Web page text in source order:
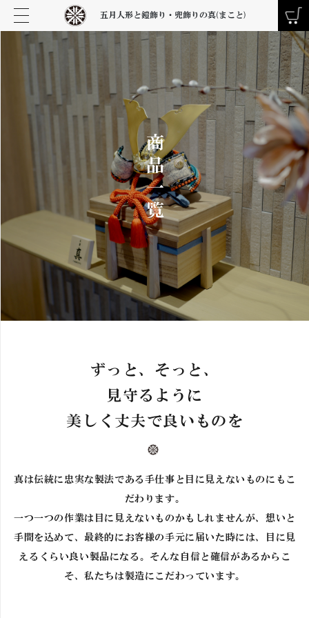
五月人形と鎧飾り・兜飾りの真(まこと)
商品一覧
ずっと、そっと、
見守るように
美しく丈夫で良いものを
真は伝統に忠実な製法である手仕事と目に見えないものにもこ
だわります。
一つ一つの作業は目に見えないものかもしれませんが、想いと
手間を込めて、最終的にお客様の手元に届いた時には、目に見
えるくらい良い製品になる。そんな自信と確信があるからこ
そ、私たちは製造にこだわっています。